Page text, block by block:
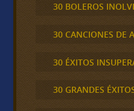
30 BOLEROS
30 CANCIONES DE
30 ÉXITOS
30 GRANDES